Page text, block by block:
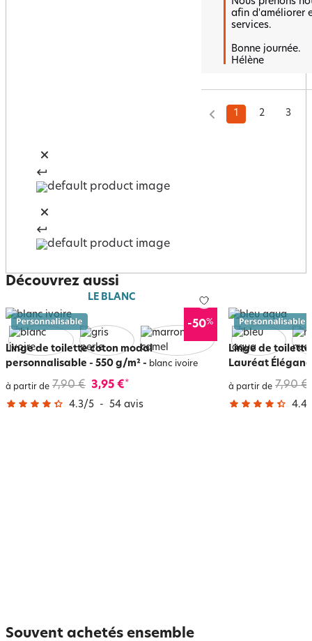
afin d'améliorer
services.
Bonne journée.
Hélène
1 2 3
Découvrez aussi
LE BLANC
-50%
Linge de toilette coton modal
personnalisable - 550 g/m² - blanc ivoire
à partir de 7,90 € 3,95 €*
4.3/5 - 54 avis
Linge de toilette
Lauréat
à partir de 7,90 €
4.4
Souvent achetés ensemble